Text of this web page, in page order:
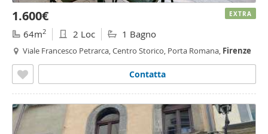
1.600€
64m2 2 Loc 1 Bagno
Viale Francesco Petrarca, Centro Storico, Porta Romana, Firenze
Contatta
EXTRA